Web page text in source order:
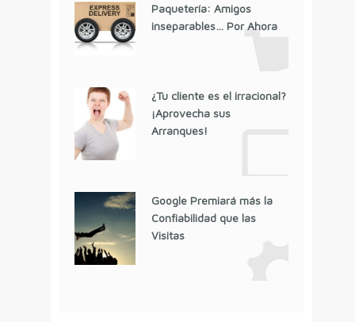
Paquetería: Amigos
inseparables… Por Ahora
¿Tu cliente es el irracional?
¡Aprovecha sus
Arranques!
Google Premiará más la
Confiabilidad que las
Visitas